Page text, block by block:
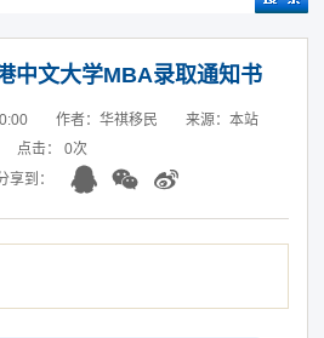
中文大学MBA录取通知书
作者：华祺移民
来源：本站
点击： 0次
享到：